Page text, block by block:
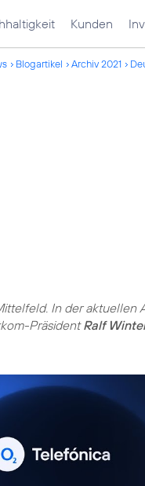
Kunden
Blogartikel Archiv 2021
In der aktuellen
PräsidentRalf